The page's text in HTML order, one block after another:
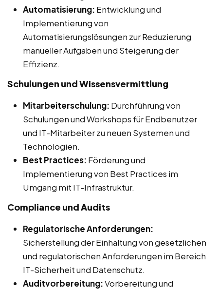
Automatisierung: Entwicklung und
Implementierung von
Automatisierungslösungen zur Reduzierung
manueller Aufgaben und Steigerung der
Effizienz.
Schulungen und Wissensvermittlung
Mitarbeiterschulung: Durchführung von
Schulungen und Workshops für Endbenutzer
und IT-Mitarbeiter zu neuen Systemen und
Technologien.
Best Practices: Förderung und
Implementierung von Best Practices im
Umgang mit IT-Infrastruktur.
Compliance und Audits
Regulatorische Anforderungen:
Sicherstellung der Einhaltung von gesetzlichen
und regulatorischen Anforderungen im Bereich
IT-Sicherheit und Datenschutz.
Auditvorbereitung:Vorbereitung und